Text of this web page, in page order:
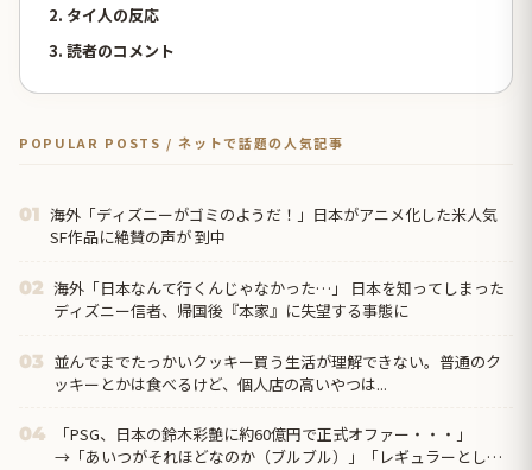
2. タイ人の反応
3. 読者のコメント
POPULAR POSTS / ネットで話題の人気記事
01 海外「ディズニーがゴミのようだ！」日本がアニメ化した米人気
SF作品に絶賛の声が 到中
02 海外「日本なんて行くんじゃなかった…」 日本を知ってしまった
ディズニー信者、帰国後『本家』に失望する事態に
03 並んでまでたっかいクッキー買う生活が理解できない。普通のク
ッキーとかは食べるけど、個人店の高いやつは...
04
「PSG、日本の鈴木彩艶に約60億円で正式オファー・・・」
→「あいつがそれほどなのか（ブルブル）」「レギュラーとして